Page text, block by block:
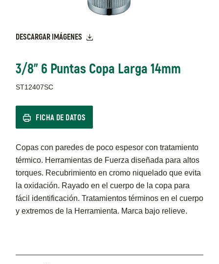
DESCARGAR IMÁGENES
3/8" 6 Puntas Copa Larga 14mm
ST12407SC
FICHA DE DATOS
Copas con paredes de poco espesor con tratamiento
térmico. Herramientas de Fuerza diseñada para altos
torques. Recubrimiento en cromo niquelado que evita
la oxidación. Rayado en el cuerpo de la copa para
fácil identificación. Tratamientos términos en el cuerpo
y extremos de la Herramienta. Marca bajo relieve.